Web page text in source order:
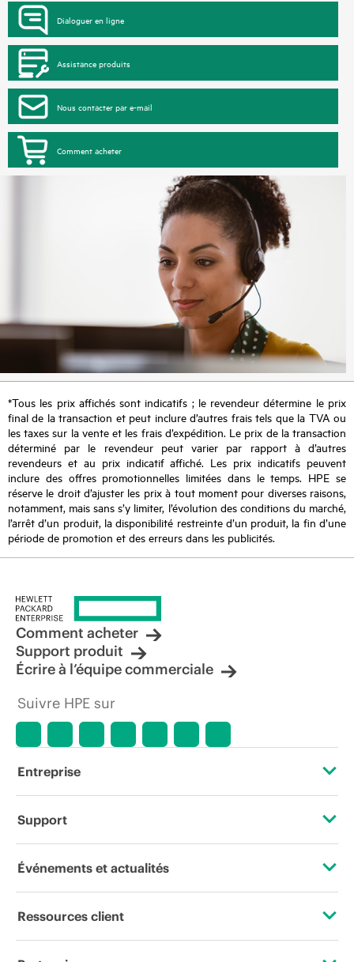
Dialoguer en ligne
Assistance produits
Nous contacter par e-mail
Comment acheter
*Tous les prix affichés sont indicatifs ; le revendeur détermine le prix
final de la transaction et peut inclure d’autres frais tels que la TVA ou
les taxes sur la vente et les frais d’expédition. Le prix de la transaction
déterminé par le revendeur peut varier par rapport à d’autres
revendeurs et au prix indicatif affiché. Les prix indicatifs peuvent
inclure des offres promotionnelles limitées dans le temps. HPE se
réserve le droit d’ajuster les prix à tout moment pour diverses raisons,
notamment, mais sans s’y limiter, l’évolution des conditions du marché,
l’arrêt d’un produit, la disponibilité restreinte d’un produit, la fin d’une
période de promotion et des erreurs dans les publicités.
Comment acheter
Support produit
Écrire à l’équipe commerciale
Suivre HPE sur
Entreprise
À propos de HPE
Responsabilité d’entreprise
Support
Services d’assistance opérationnelle (OSS)
Événements et actualités
Événements
Ressources client
Nous contacter